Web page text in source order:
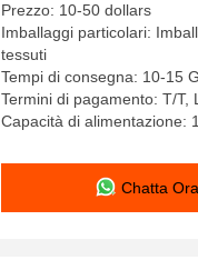
Prezzo: 10-50 dollars
Imballaggi particolari:
tessuti
Tempi di consegna: 10-15
Termini di pagamento: T/T,
Capacità di alimentazione:
Chatta Ora